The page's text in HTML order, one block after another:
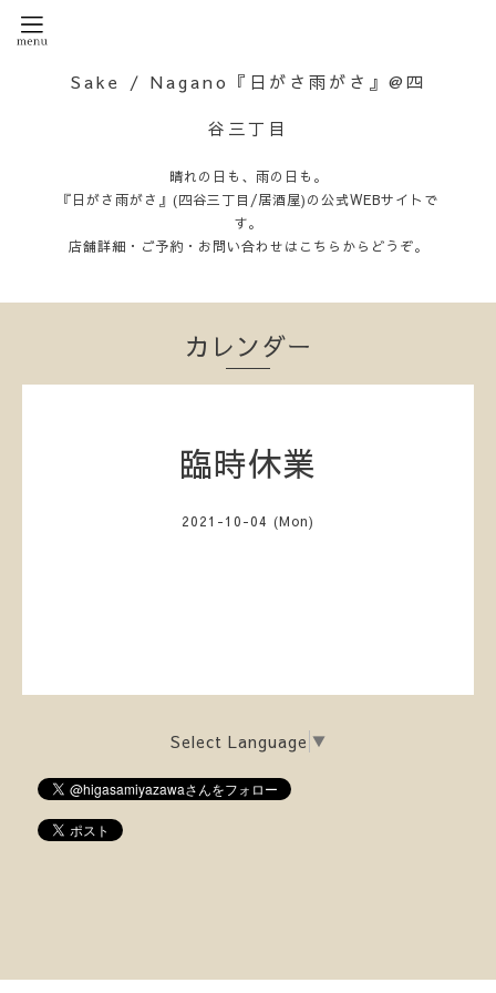
Sake / Nagano『日がさ雨がさ』@四
谷三丁目
晴れの日も、雨の日も。
『日がさ雨がさ』(四谷三丁目/居酒屋)の公式WEBサイトで
す。
店舗詳細・ご予約・お問い合わせはこちらからどうぞ。
カレンダー
臨時休業
2021-10-04 (Mon)
Select Language ▼